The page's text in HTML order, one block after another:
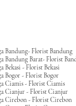
Bandung- Florist Bandung
Bandung Barat- Florist
Bekasi - Florist Bekasi
Bogor - Florist Bogor
Ciamis - Florist Ciamis
Cianjur - Florist Cianjur
Cirebon - Florist Cirebon